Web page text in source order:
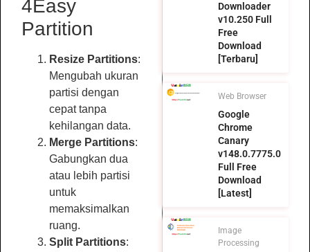
4Easy
Partition
Resize Partitions:
Mengubah ukuran
partisi dengan
cepat tanpa
kehilangan data.
Merge Partitions:
Gabungkan dua
atau lebih partisi
untuk
memaksimalkan
ruang.
Split Partitions:
Downloader
v10.250 Full
Free
Download
[Terbaru]
Web Browser
Google
Chrome
Canary
v148.0.7775.0
Full Free
Download
[Latest]
Image
Processing